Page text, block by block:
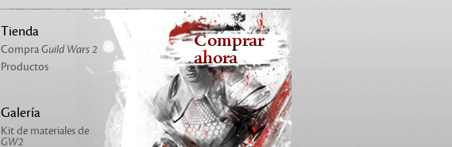
Tienda
CompraGuild Wars 2
Productos
Galería
Kit de materiales de
GW2
Comprar
ahora